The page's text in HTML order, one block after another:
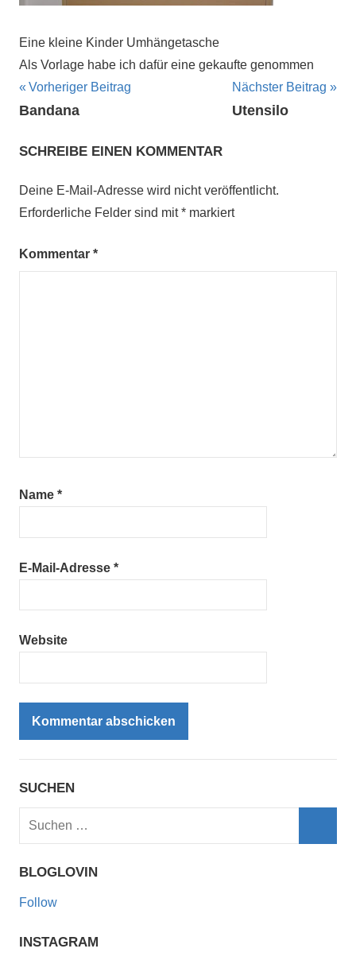
Eine kleine Kinder Umhängetasche
Als Vorlage habe ich dafür eine gekaufte genommen
Beitragsnavigation
Vorheriger Beitrag
Bandana
Nächster Beitrag
Utensilo
SCHREIBE EINEN KOMMENTAR
Deine E-Mail-Adresse wird nicht veröffentlicht.
Erforderliche Felder sind mit* markiert
Kommentar *
Name *
E-Mail-Adresse *
Website
SUCHEN
Suchen
BLOGLOVIN
Follow
INSTAGRAM